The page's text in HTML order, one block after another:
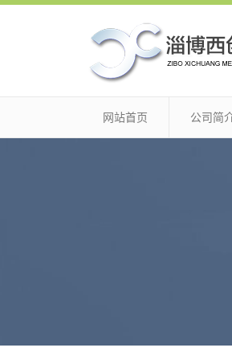
网站首页 公司简